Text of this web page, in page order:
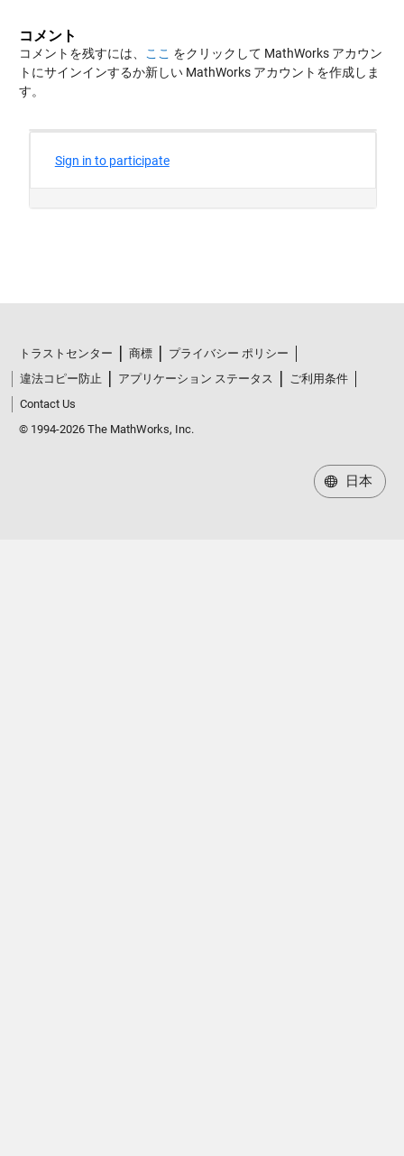
コメント
コメントを残すには、 ここ をクリックして MathWorks アカウン
トにサインインするか新しい MathWorks アカウントを作成しま
す。
トラストセンター 商標
プライバシー ポリシー
違法コピー防止
アプリケーション ステータス
ご利用条件
Contact Us
© 1994-2026 The MathWorks, Inc.
日本